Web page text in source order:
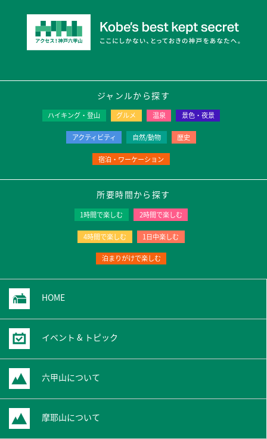
ジャンルから探す
ハイキング・登山 グルメ 温泉 景色・夜景
アクティビティ 自然/動物 歴史
宿泊・ワーケーション
所要時間から探す
1時間で楽しむ 2時間で楽しむ
4時間で楽しむ 1日中楽しむ
泊まりがけで楽しむ
HOME
イベント & トピック
六甲山について
摩耶山について